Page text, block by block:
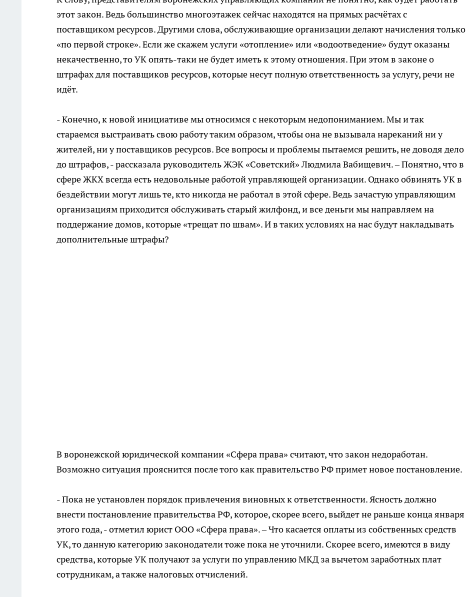
этот закон. Ведь большинство многоэтажек сейчас находятся на прямых расчётах с
поставщиком ресурсов. Другими слова, обслуживающие организации делают начисления только
«по первой строке». Если же скажем услуги «отопление» или «водоотведение» будут оказаны
некачественно, то УК опять-таки не будет иметь к этому отношения. При этом в законе о
штрафах для поставщиков ресурсов, которые несут полную ответственность за услугу, речи не
идёт.
- Конечно, к новой инициативе мы относимся с некоторым недопониманием. Мы и так
стараемся выстраивать свою работу таким образом, чтобы она не вызывала нареканий ни у
жителей, ни у поставщиков ресурсов. Все вопросы и проблемы пытаемся решить, не доводя дело
до штрафов, - рассказала руководитель ЖЭК «Советский» Людмила Вабищевич. – Понятно, что в
сфере ЖКХ всегда есть недовольные работой управляющей организации. Однако обвинять УК в
бездействии могут лишь те, кто никогда не работал в этой сфере. Ведь зачастую управляющим
организациям приходится обслуживать старый жилфонд, и все деньги мы направляем на
поддержание домов, которые «трещат по швам». И в таких условиях на нас будут накладывать
дополнительные штрафы?
В воронежской юридической компании «Сфера права» считают, что закон недоработан.
Возможно ситуация прояснится после того как правительство РФ примет новое постановление.
- Пока не установлен порядок привлечения виновных к ответственности. Ясность должно
внести постановление правительства РФ, которое, скорее всего, выйдет не раньше конца января
этого года, - отметил юрист ООО «Сфера права». – Что касается оплаты из собственных средств
УК, то данную категорию законодатели тоже пока не уточнили. Скорее всего, имеются в виду
средства, которые УК получают за услуги по управлению МКД за вычетом заработных плат
сотрудникам, а также налоговых отчислений.